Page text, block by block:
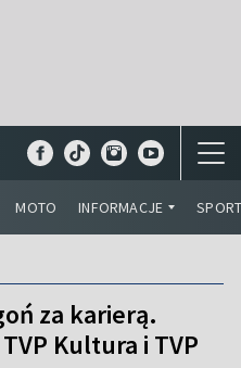
MOTO INFORMACJE
za karierą.
Kultura i TVP